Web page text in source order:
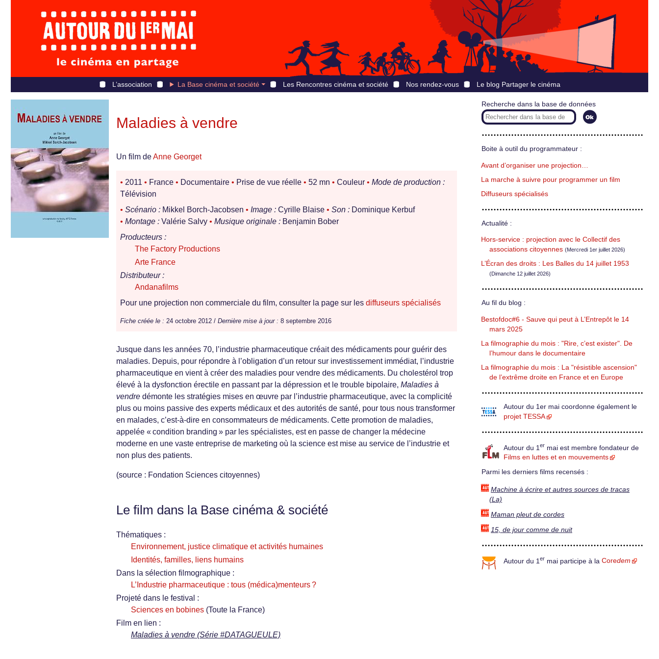
L’association La Base cinéma et société Les Rencontres cinéma et société Nos rendez-vous Le blog Partager le cinéma
Maladies à vendre
Un film deAnne Georget
• 2011 • France • Documentaire • Prise de vue réelle • 52 mn • Couleur • Mode de production :
Télévision
• Scénario : Mikkel Borch-Jacobsen • Image : Cyrille Blaise • Son : Dominique Kerbuf
• Montage : Valérie Salvy • Musique originale : Benjamin Bober
Producteurs :
The Factory Productions
Arte France
Distributeur :
Andanafilms
Pour une projection non commerciale du film, consulter la page sur les diffuseurs spécialisés
Fiche créée le : 24 octobre 2012 / Dernière mise à jour : 8 septembre 2016
Jusque dans les années 70, l’industrie pharmaceutique créait des médicaments pour guérir des
maladies. Depuis, pour répondre à l’obligation d’un retour sur investissement immédiat, l’industrie
pharmaceutique en vient à créer des maladies pour vendre des médicaments. Du cholestérol trop
élevé à la dysfonction érectile en passant par la dépression et le trouble bipolaire, Maladies à
vendre démonte les stratégies mises en œuvre par l’industrie pharmaceutique, avec la complicité
plus ou moins passive des experts médicaux et des autorités de santé, pour tous nous transformer
en malades, c’est-à-dire en consommateurs de médicaments. Cette promotion de maladies,
appelée « condition branding » par les spécialistes, est en passe de changer la médecine
moderne en une vaste entreprise de marketing où la science est mise au service de l’industrie et
non plus des patients.
(source : Fondation Sciences citoyennes)
Le film dans la Base cinéma & société
Thématiques :
Environnement, justice climatique et activités humaines
Identités, familles, liens humains
Dans la sélection filmographique :
L’Industrie pharmaceutique : tous (médica)menteurs ?
Projeté dans le festival :
Sciences en bobines (Toute la France)
Film en lien :
Maladies à vendre (Série #DATAGUEULE)
Recherche dans la base de données
Boite à outil du programmateur :
Avant d’organiser une projection…
La marche à suivre pour programmer un film
Diffuseurs spécialisés
Actualité :
Hors-service : projection avec le Collectif des
associations citoyennes (Mercredi 1er juillet 2026)
L’Écran des droits : Les Balles du 14 juillet 1953
(Dimanche 12 juillet 2026)
Au fil du blog :
Bestofdoc#6 - Sauve qui peut à L’Entrepôt le 14
mars 2025
La filmographie du mois : "Rire, c’est exister". De
l’humour dans le documentaire
La filmographie du mois : La "résistible ascension"
de l’extrême droite en France et en Europe
Autour du 1er mai coordonne également le
projet TESSA
Autour du 1 er mai est membre fondateur de
Films en luttes et en mouvements
Parmi les derniers films recensés :
Machine à écrire et autres sources de tracas
(La)
Maman pleut de cordes
15, de jour comme de nuit
Autour du 1 er mai participe à la Coredem